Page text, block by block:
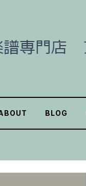
BLOG